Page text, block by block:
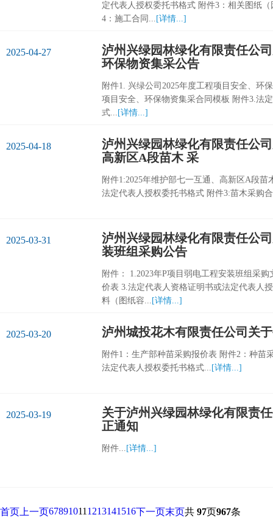
定代表人授权委托书格式 附件3：相关图纸
4：施工合同... [详情...]
2025-04-27
泸州兴绿园林绿化有限责任公
环保物资集采公告
附件1. 兴绿公司2025年度工程项目安全、环
项目安全、环保物资集采合同模板 附件3.法
式... [详情...]
2025-04-18
泸州兴绿园林绿化有限责任公
高新区A段苗木 采
附件1:2025年维护部七一互通、高新区A段
法定代表人授权委托书格式 附件3:苗木采购
2025-03-31
泸州兴绿园林绿化有限责任公
装班组采购公告
附件： 1.2023年P项目弱电工程安装班组采
价表 3.法定代表人资格证明书或法定代表人
料（图纸容... [详情...]
2025-03-20 泸州城投花木有限责任公司关
附件1：生产部种苗采购报价表 附件2：种苗
法定代表人授权委托书格式... [详情...]
2025-03-19
关于泸州兴绿园林绿化有限责
正通知
附件... [详情...]
首页 上一页67891011 1213141516下一页末页共 97页967条